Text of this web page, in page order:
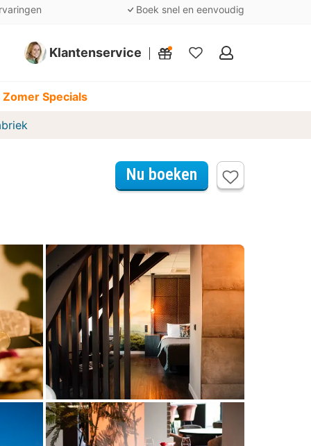
Boek snel en eenvoudig
Klantenservice
Mijn
Specials
Nu boeken